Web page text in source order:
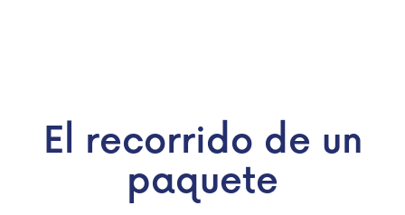
El recorrido de un
paquete